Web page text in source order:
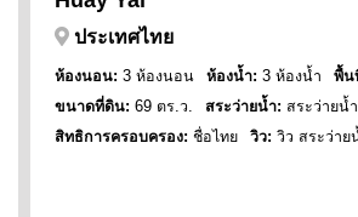
ประเทศไทย
ห้องนอน: 3 ห้องนอน ห้องน้ำ: 3 ห้องน้ำ พื้น
ขนาดที่ดิน: 69 ตร.ว. สระว่ายน้ำ: สระว่ายน้
สิทธิการครอบครอง: ชื่อไทย วิว: วิว สระว่าย